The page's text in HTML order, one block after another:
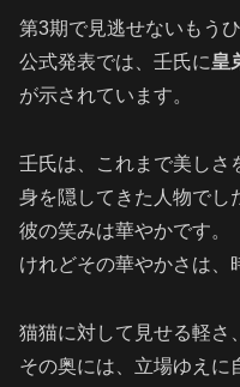
第3期で見逃せないもう
公式発表では、壬氏に皇
が示されています。
壬氏は、これまで美しさ
身を隠してきた人物でし
彼の笑みは華やかです。
けれどその華やかさは、
猫猫に対して見せる軽さ
その奥には、立場ゆえに